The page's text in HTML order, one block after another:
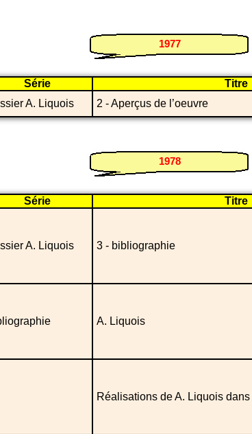
1977
Série Titre
A. Liquois 2 - Aperçus de l’oeuvre
1978
Série Titre
A. Liquois 3 - bibliographie
A. Liquois
Réalisations de A. Liquois